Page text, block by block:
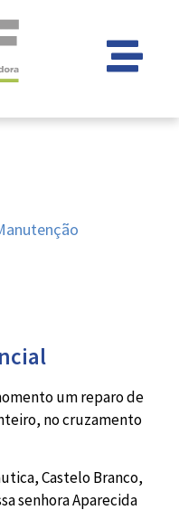
um reparo de
no cruzamento
Castelo Branco,
senhora Aparecida